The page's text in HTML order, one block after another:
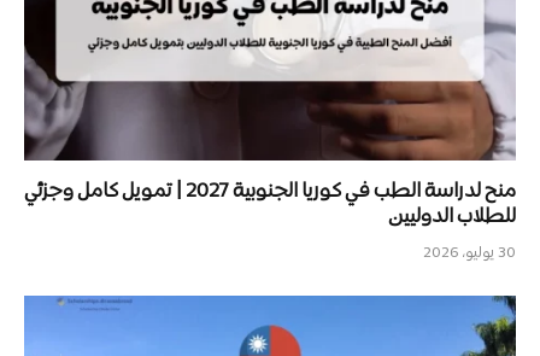
منح لدراسة الطب في كوريا الجنوبية 2027 | تمويل كامل وجزئي
للطلاب الدوليين
30 يوليو، 2026